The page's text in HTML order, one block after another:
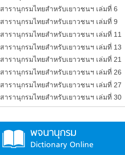
สารานุกรมไทยสำหรับเยาวชนฯ เล่มที่ 6
สารานุกรมไทยสำหรับเยาวชนฯ เล่มที่ 9
สารานุกรมไทยสำหรับเยาวชนฯ เล่มที่ 11
สารานุกรมไทยสำหรับเยาวชนฯ เล่มที่ 13
สารานุกรมไทยสำหรับเยาวชนฯ เล่มที่ 21
สารานุกรมไทยสำหรับเยาวชนฯ เล่มที่ 26
สารานุกรมไทยสำหรับเยาวชนฯ เล่มที่ 27
สารานุกรมไทยสำหรับเยาวชนฯ เล่มที่ 30
พจนานุกรม
Dictionary Online